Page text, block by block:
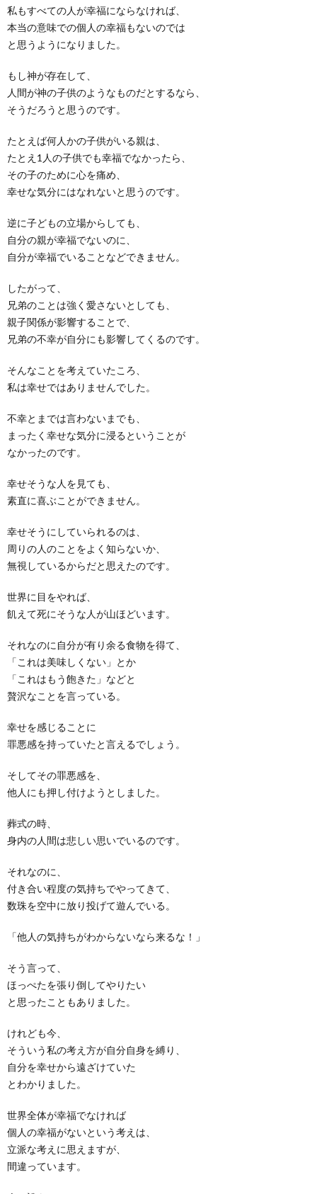
私もすべての人が幸福にならなければ、
本当の意味での個人の幸福もないのでは
と思うようになりました。
もし神が存在して、
人間が神の子供のようなものだとするなら、
そうだろうと思うのです。
たとえば何人かの子供がいる親は、
たとえ1人の子供でも幸福でなかったら、
その子のために心を痛め、
幸せな気分にはなれないと思うのです。
逆に子どもの立場からしても、
自分の親が幸福でないのに、
自分が幸福でいることなどできません。
したがって、
兄弟のことは強く愛さないとしても、
親子関係が影響することで、
兄弟の不幸が自分にも影響してくるのです。
そんなことを考えていたころ、
私は幸せではありませんでした。
不幸とまでは言わないまでも、
まったく幸せな気分に浸るということが
なかったのです。
幸せそうな人を見ても、
素直に喜ぶことができません。
幸せそうにしていられるのは、
周りの人のことをよく知らないか、
無視しているからだと思えたのです。
世界に目をやれば、
飢えて死にそうな人が山ほどいます。
それなのに自分が有り余る食物を得て、
「これは美味しくない」とか
「これはもう飽きた」などと
贅沢なことを言っている。
幸せを感じることに
罪悪感を持っていたと言えるでしょう。
そしてその罪悪感を、
他人にも押し付けようとしました。
葬式の時、
身内の人間は悲しい思いでいるのです。
それなのに、
付き合い程度の気持ちでやってきて、
数珠を空中に放り投げて遊んでいる。
「他人の気持ちがわからないなら来るな！」
そう言って、
ほっぺたを張り倒してやりたい
と思ったこともありました。
けれども今、
そういう私の考え方が自分自身を縛り、
自分を幸せから遠ざけていた
とわかりました。
世界全体が幸福でなければ
個人の幸福がないという考えは、
立派な考えに思えますが、
間違っています。